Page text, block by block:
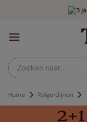
Zoeken naar...
Home Rolgordijnen